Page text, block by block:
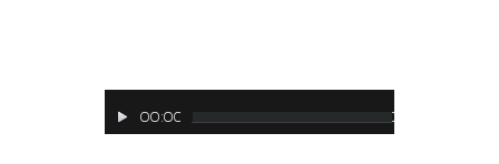
เล่น
ไฟล์ 00:00 00:00